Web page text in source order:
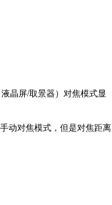
晶屏/取景器）对焦模式显
动对焦模式，但是对焦距离